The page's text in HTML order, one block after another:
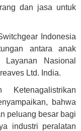
dan jasa untuk
Indonesia
antara anak
Nasional
Ltd. India.
bahwa
peluang besar bagi
industri peralatan